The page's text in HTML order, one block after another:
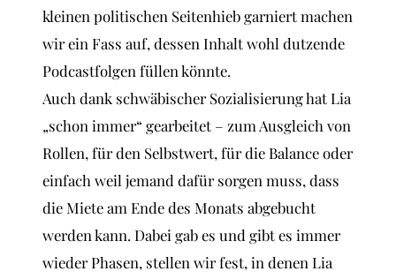
kleinen politischen Seitenhieb garniert machen
wir ein Fass auf, dessen Inhalt wohl dutzende
Podcastfolgen füllen könnte.
Auch dank schwäbischer Sozialisierung hat Lia
„schon immer“ gearbeitet – zum Ausgleich von
Rollen, für den Selbstwert, für die Balance oder
einfach weil jemand dafür sorgen muss, dass
die Miete am Ende des Monats abgebucht
werden kann. Dabei gab es und gibt es immer
wieder Phasen, stellen wir fest, in denen Lia